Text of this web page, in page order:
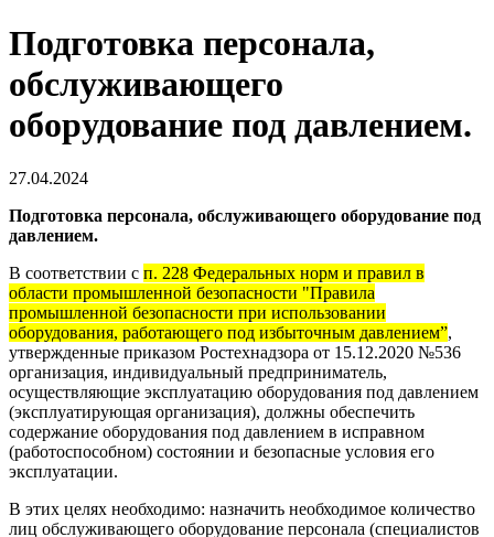
Подготовка персонала,
обслуживающего
оборудование под давлением.
27.04.2024
Подготовка персонала, обслуживающего оборудование под
давлением.
В соответствии с п. 228 Федеральных норм и правил в
области промышленной безопасности "Правила
промышленной безопасности при использовании
оборудования, работающего под избыточным давлением”,
утвержденные приказом Ростехнадзора от 15.12.2020 №536
организация, индивидуальный предприниматель,
осуществляющие эксплуатацию оборудования под давлением
(эксплуатирующая организация), должны обеспечить
содержание оборудования под давлением в исправном
(работоспособном) состоянии и безопасные условия его
эксплуатации.
В этих целях необходимо: назначить необходимое количество
лиц обслуживающего оборудование персонала (специалистов